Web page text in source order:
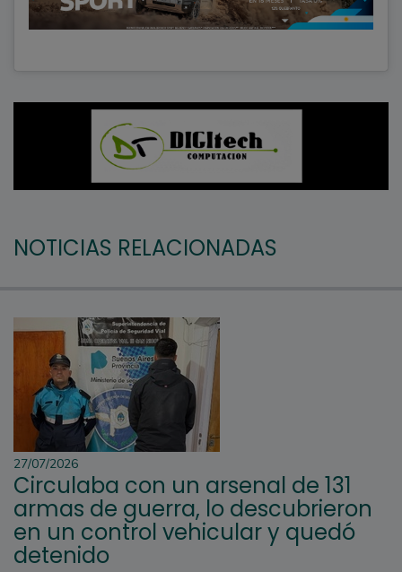
NOTICIAS RELACIONADAS
27/07/2026
Circulaba con un arsenal de 131
armas de guerra, lo descubrieron
en un control vehicular y quedó
detenido